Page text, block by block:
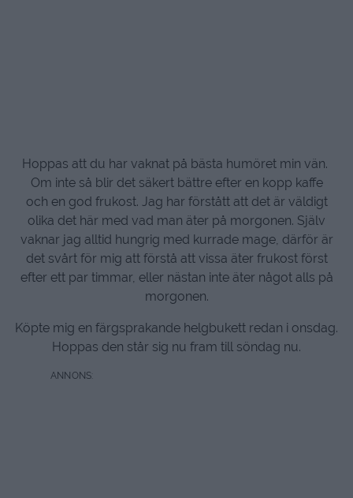
Hoppas att du har vaknat på bästa humöret min vän.
Om inte så blir det säkert bättre efter en kopp kaffe
och en god frukost. Jag har förstått att det är väldigt
olika det här med vad man äter på morgonen. Själv
vaknar jag alltid hungrig med kurrade mage, därför är
det svårt för mig att förstå att vissa äter frukost först
efter ett par timmar, eller nästan inte äter något alls på
morgonen.
Köpte mig en färgsprakande helgbukett redan i onsdag.
Hoppas den står sig nu fram till söndag nu.